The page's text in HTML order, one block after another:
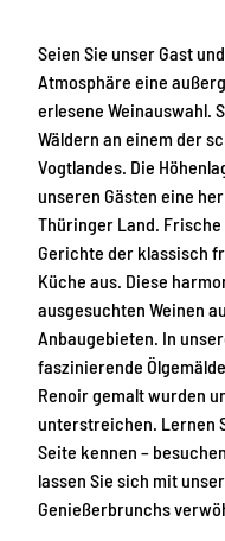
Seien Sie unser Gast
Atmosphäre eine
erlesene Weinauswahl.
Wäldern an einem der
Vogtlandes. Die
unseren Gästen eine
Thüringer Land.
Gerichte der klassisch
Küche aus. Diese
ausgesuchten Weinen
Anbaugebieten. In
faszinierende
Renoir gemalt wurden
unterstreichen. Lernen
Seite kennen –
lassen Sie sich mit
Genießerbrunchs